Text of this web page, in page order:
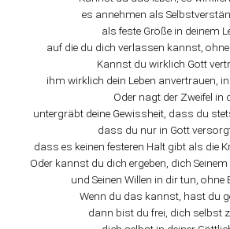
es annehmen als
als feste Größe in deinem
auf die du dich verlassen kannst,
Kannst du wirklich Gott
ihm wirklich dein Leben anvertrauen,
Oder nagt der Zweifel in
untergräbt deine Gewissheit, dass du
dass du nur in Gott
dass es keinen festeren Halt gibt als die
Oder kannst du dich ergeben, dich
und Seinen Willen in dir tun, ohne
Wenn du das kannst, hast du
dann bist du frei, dich selbst